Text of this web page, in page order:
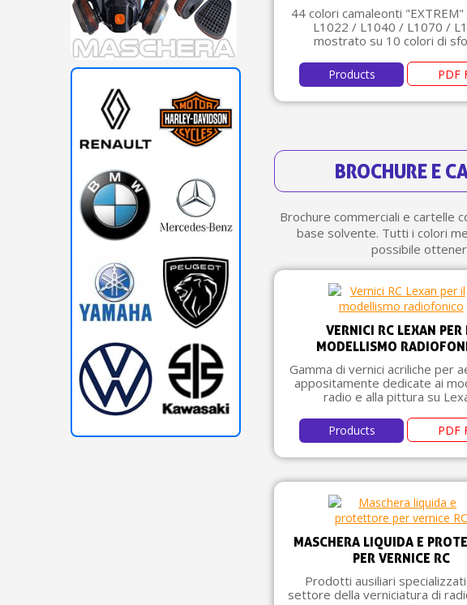
44 colori camaleonti
L1022 / L1040 / L1070 /
mostrato su 10 colori di
Products PDF
BROCHURE E
Brochure commerciali e cartelle
base solvente. Tutti i colori
possibile
VERNICI RC LEXAN PER
MODELLISMO
Gamma di vernici acriliche per
appositamente dedicate ai
radio e alla pittura su
Products PDF
MASCHERA LIQUIDA E
PER VERNICE RC
Prodotti ausiliari
settore della verniciatura di